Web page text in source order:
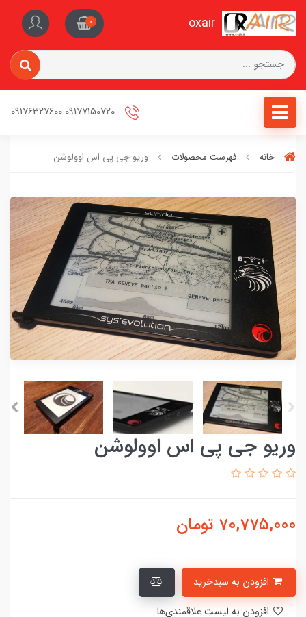
oxair
0
خانه فهرست محصولات وریو جی پی اس اوولوشن
وریو جی پی اس اوولوشن
70,775,000 تومان